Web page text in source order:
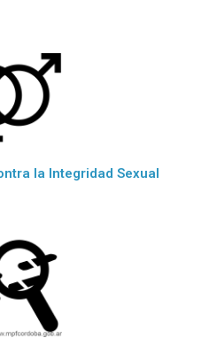
la Integridad Sexual